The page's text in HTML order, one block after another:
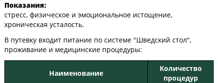
Показания:
стресс, физическое и эмоциональное истощение,
хроническая усталость.
В путевку входит питание по системе "Шведский стол",
проживание и медицинские процедуры:
Наименование
Количество
процедур